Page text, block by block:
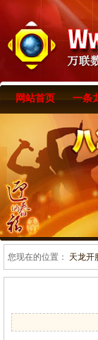
网站首页 一条
您现在的位置： 天龙开